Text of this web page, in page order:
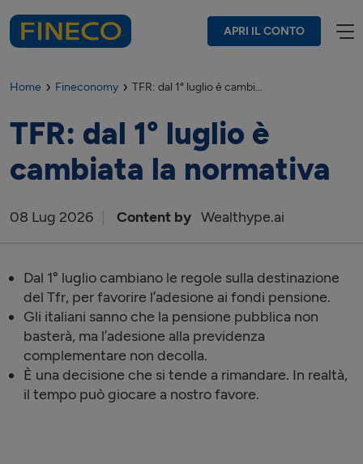
APRI IL CONTO
Home Fineconomy TFR: dal 1° luglio è cambiata la normativa
TFR: dal 1° luglio è
cambiata la normativa
08 Lug 2026 Content by Wealthype.ai
Dal 1° luglio cambiano le regole sulla destinazione
del Tfr, per favorire l’adesione ai fondi pensione.
Gli italiani sanno che la pensione pubblica non
basterà, ma l’adesione alla previdenza
complementare non decolla.
È una decisione che si tende a rimandare. In realtà,
il tempo può giocare a nostro favore.